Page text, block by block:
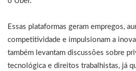
Essas plataformas geram empregos,
competitividade e impulsionam a
também levantam discussões sobre
tecnológica e direitos trabalhistas, já